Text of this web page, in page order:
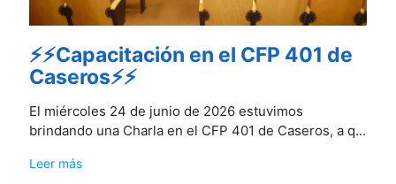
⚡⚡Capacitación en el CFP 401 de
Caseros⚡⚡
El miércoles 24 de junio de 2026 estuvimos
brindando una Charla en el CFP 401 de Caseros, a q...
Leer más